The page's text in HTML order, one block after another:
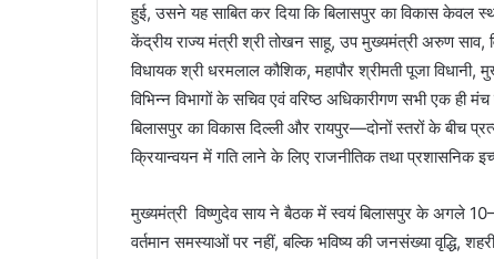
हुई, उसने यह साबित कर दिया कि बिलासपुर का विकास केवल
केंद्रीय राज्य मंत्री श्री तोखन साहू, उप मुख्यमंत्री अरुण
विधायक श्री धरमलाल कौशिक, महापौर श्रीमती पूजा
विभिन्न विभागों के सचिव एवं वरिष्ठ अधिकारीगण सभी एक
बिलासपुर का विकास दिल्ली और रायपुर—दोनों स्तरों के बीच
क्रियान्वयन में गति लाने के लिए राजनीतिक तथा प्रशासनिक
मुख्यमंत्री विष्णुदेव साय ने बैठक में स्वयं बिलासपुर के अगले
वर्तमान समस्याओं पर नहीं, बल्कि भविष्य की जनसंख्या